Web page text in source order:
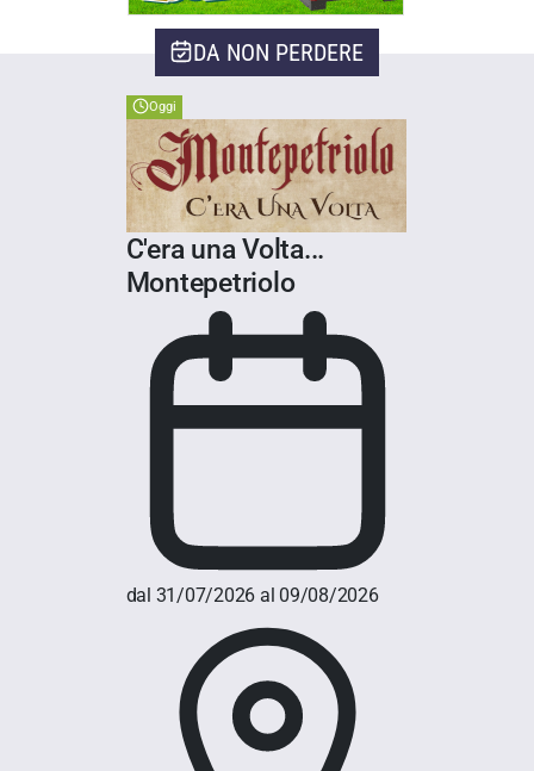
DA NON PERDERE
Oggi
C'era una Volta...
Montepetriolo
dal 31/07/2026 al 09/08/2026